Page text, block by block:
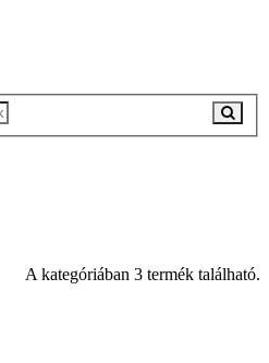
A kategóriában 3 termék található.